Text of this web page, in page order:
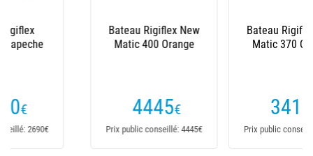
Bateau Rigiflex New
Matic 370 Orange
Prix public conseillé: 3415€
Bateau Rigiflex New
Matic 360 Orange
Prix public conseillé: 3045€